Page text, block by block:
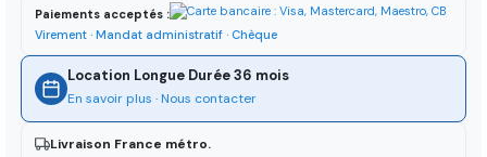
Paiements acceptés :
Virement · Mandat administratif · Chèque
Location Longue Durée 36 mois
En savoir plus · Nous contacter
Livraison France métro.